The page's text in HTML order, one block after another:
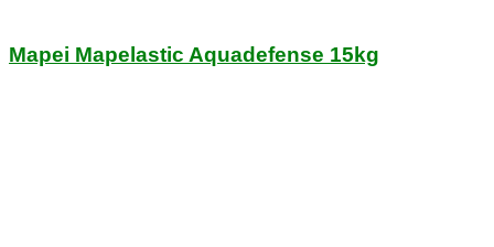
Mapei Mapelastic Aquadefense 15kg